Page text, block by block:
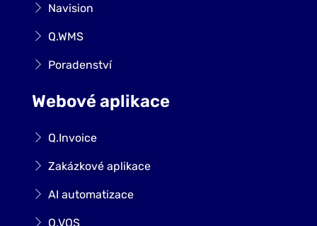
Navision
Q.WMS
Poradenství
Webové aplikace
Q.Invoice
Zakázkové aplikace
AI automatizace
Q.VOS